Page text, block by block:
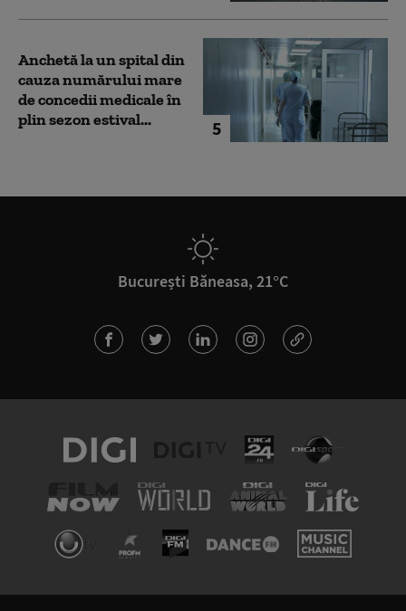
5
Anchetă la un spital din
cauza numărului mare
de concedii medicale în
plin sezon estival...
București Băneasa, 21°C